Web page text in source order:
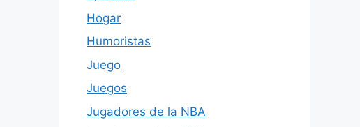
Hogar
Humoristas
Juego
Juegos
Jugadores de la NBA